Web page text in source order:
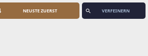
VERFEINERN